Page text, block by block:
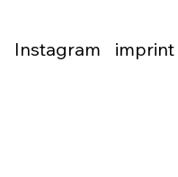
Instagram imprint